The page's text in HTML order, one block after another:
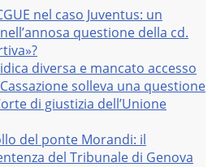
nel caso Juventus: un
questione della cd.
diversa e mancato accesso
solleva una questione
di giustizia dell’Unione
del ponte Morandi: il
del Tribunale di Genova